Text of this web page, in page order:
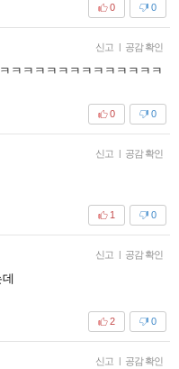
0
0
신고 | 공감 확인
ㅋㅋㅋㅋㅋㅋㅋㅋㅋㅋㅋㅋㅋ
0
0
신고 | 공감 확인
0
1
신고 | 공감 확인
0
2
신고 | 공감 확인